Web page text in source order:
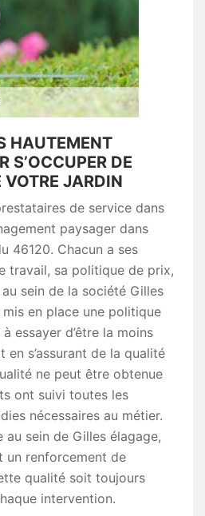
HAUTEMENT
S’OCCUPER DE
VOTRE JARDIN
de service dans
paysager dans
46120. Chacun a ses
travail, sa politique de prix,
sein de la société Gilles
en place une politique
essayer d’être la moins
en s’assurant de la qualité
ne peut être obtenue
ont suivi toutes les
nécessaires au métier.
au sein de Gilles élagage,
un renforcement de
qualité soit toujours
intervention.